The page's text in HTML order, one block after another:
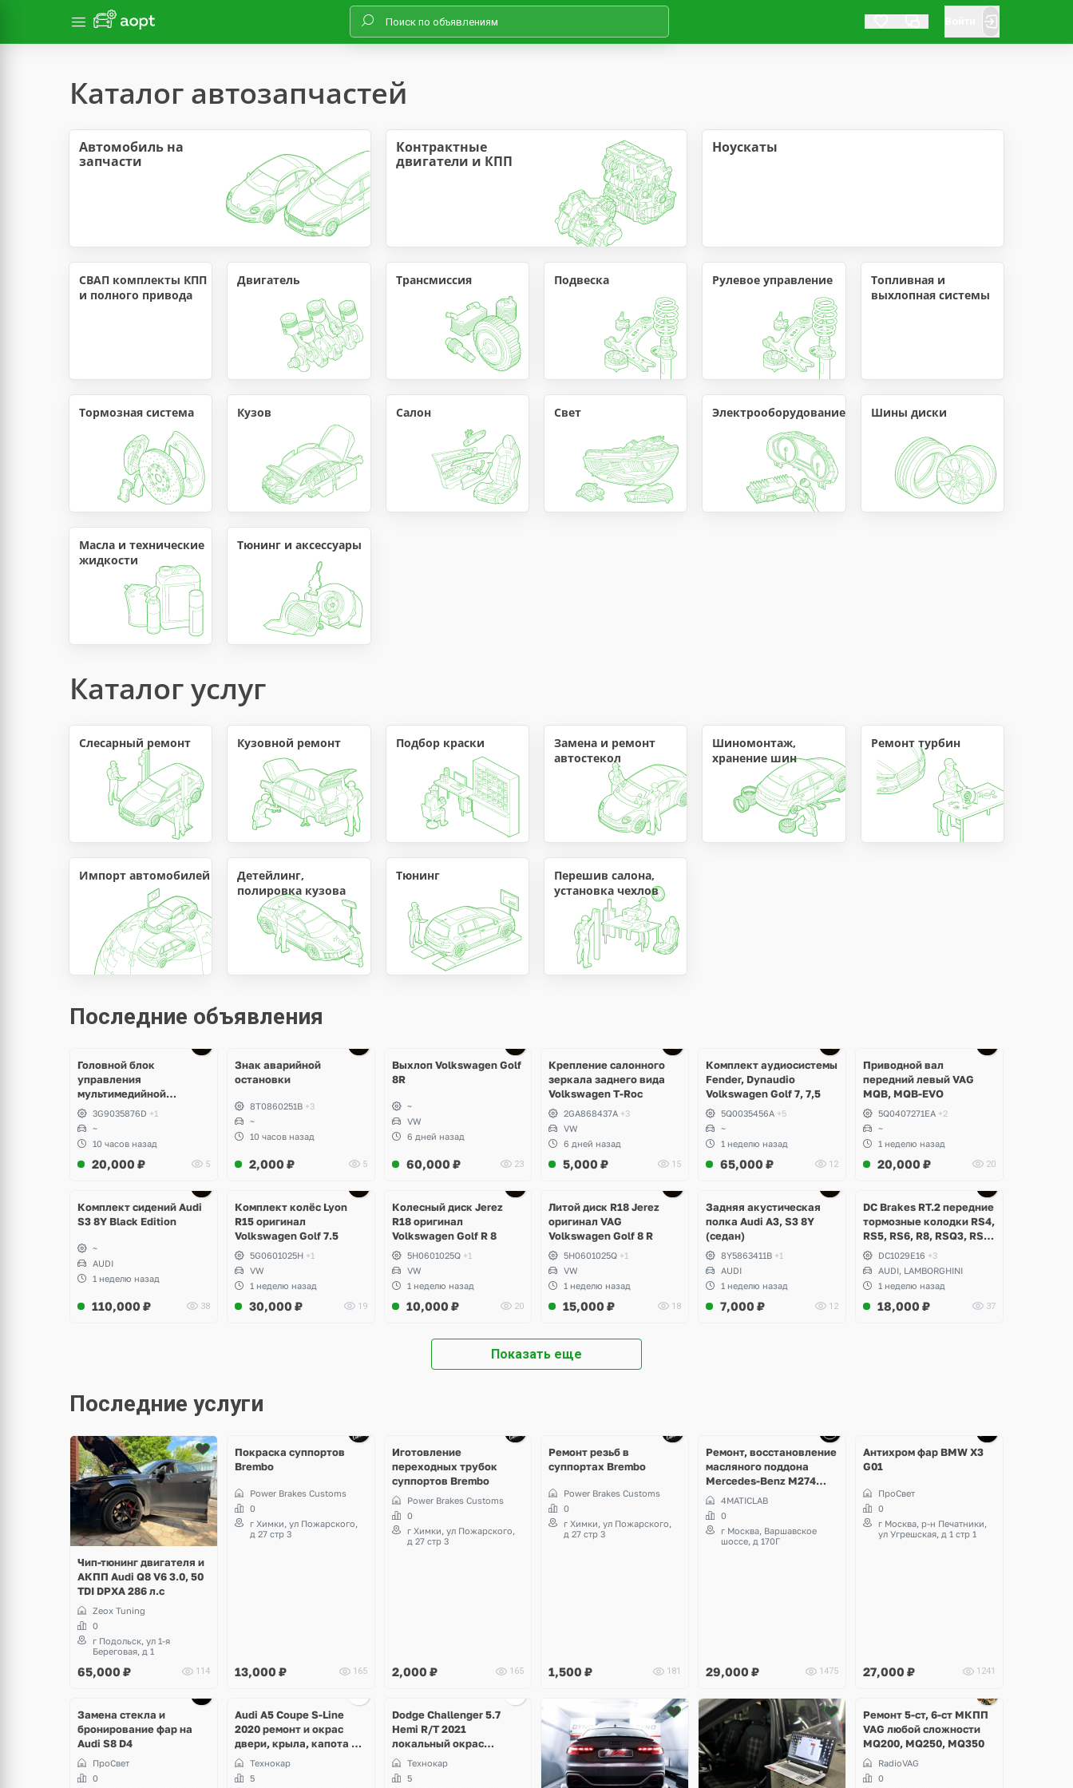
Каталог автозапчастей
Автомобиль на
запчасти
Контрактные
двигатели и КПП
Ноускаты
СВАП комплекты КПП
и полного привода
Двигатель Трансмиссия Подвеска Рулевое управление
Топливная и
выхлопная системы
Тормозная система Кузов Салон Свет Электрооборудование Шины диски
Масла и технические
жидкости
Тюнинг и аксессуары
Каталог услуг
Слесарный ремонт Кузовной ремонт Подбор краски
Замена и ремонт
автостекол
Шиномонтаж,
хранение шин
Ремонт турбин
Импорт автомобилей
Детейлинг,
полировка кузова
Тюнинг
Перешив салона,
установка чехлов
Последние объявления
Головной блок
управления
мультимедийной
системы Volkswagen T-
Roc
3G9035876D +1
~
10 часов назад
20,000 ₽ 5
Знак аварийной
остановки
8T0860251B +3
~
10 часов назад
2,000 ₽ 5
Выхлоп Volkswagen Golf
8R
~
VW
6 дней назад
60,000 ₽ 23
Крепление салонного
зеркала заднего вида
Volkswagen T-Roc
2GA868437A +3
VW
6 дней назад
5,000 ₽ 15
Комплект аудиосистемы
Fender, Dynaudio
Volkswagen Golf 7, 7,5
5Q0035456A +5
~
1 неделю назад
65,000 ₽ 12
Приводной вал
передний левый VAG
MQB, MQB-EVO
5Q0407271EA +2
~
1 неделю назад
20,000 ₽ 20
Комплект сидений Audi
S3 8Y Black Edition
~
AUDI
1 неделю назад
110,000 ₽ 38
Комплект колёс Lyon
R15 оригинал
Volkswagen Golf 7.5
5G0601025H +1
VW
1 неделю назад
30,000 ₽ 19
Колесный диск Jerez
R18 оригинал
Volkswagen Golf R 8
5H0601025Q +1
VW
1 неделю назад
10,000 ₽ 20
Литой диск R18 Jerez
оригинал VAG
Volkswagen Golf 8 R
5H0601025Q +1
VW
1 неделю назад
15,000 ₽ 18
Задняя акустическая
полка Audi A3, S3 8Y
(седан)
8Y5863411B +1
AUDI
1 неделю назад
7,000 ₽ 12
DC Brakes RT.2 передние
тормозные колодки RS4,
RS5, RS6, R8, RSQ3, RS3
8V (комплект 8 шт)
DC1029E16 +3
AUDI, LAMBORGHINI
1 неделю назад
18,000 ₽ 37
Показать еще
Последние услуги
Чип-тюнинг двигателя и
АКПП Audi Q8 V6 3.0, 50
TDI DPXA 286 л.с
Zeox Tuning
0
г Подольск, ул 1-я
Береговая, д 1
65,000 ₽ 114
10 фото
Покраска суппортов
Brembo
Power Brakes Customs
0
г Химки, ул Пожарского,
д 27 стр 3
13,000 ₽ 165
Иготовление
переходных трубок
суппортов Brembo
Power Brakes Customs
0
г Химки, ул Пожарского,
д 27 стр 3
2,000 ₽ 165
Ремонт резьб в
суппортах Brembo
Power Brakes Customs
0
г Химки, ул Пожарского,
д 27 стр 3
1,500 ₽ 181
Ремонт, восстановление
масляного поддона
Mercedes-Benz M274
4Matic
4MATICLAB
0
г Москва, Варшавское
шоссе, д 170Г
29,000 ₽ 1475
Антихром фар BMW X3
G01
ПроСвет
0
г Москва, р-н Печатники,
ул Угрешская, д 1 стр 1
27,000 ₽ 1241
Замена стекла и
бронирование фар на
Audi S8 D4
ПроСвет
0
Audi A5 Coupe S-Line
2020 ремонт и окрас
двери, крыла, капота и
бампера
Технокар
5
Dodge Challenger 5.7
Hemi R/T 2021
локальный окрас
бокового зеркала
заднего вида
Технокар
5
Ремонт 5-ст, 6-ст МКПП
VAG любой сложности
MQ200, MQ250, MQ350
RadioVAG
0